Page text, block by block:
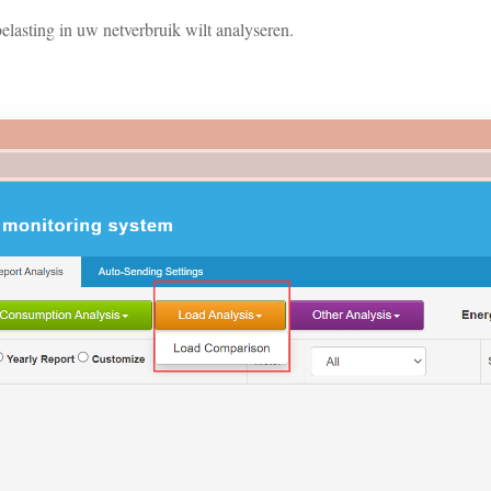
in uw netverbruik wilt analyseren.